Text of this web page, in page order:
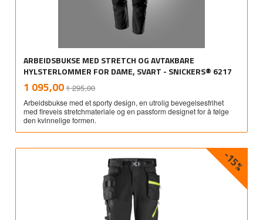
ARBEIDSBUKSE MED STRETCH OG AVTAKBARE
HYLSTERLOMMER FOR DAME, SVART - SNICKERS® 6217
Tilbud
1 095,001 295,00mva.
Arbeidsbukse med et sporty design, en utrolig bevegelsesfrihet
med fireveis stretchmateriale og en passform designet for å følge
den kvinnelige formen.
-15%